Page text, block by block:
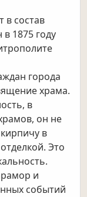
в состав
1875 году
города
храма.
в
он не
в
Это
и
событий